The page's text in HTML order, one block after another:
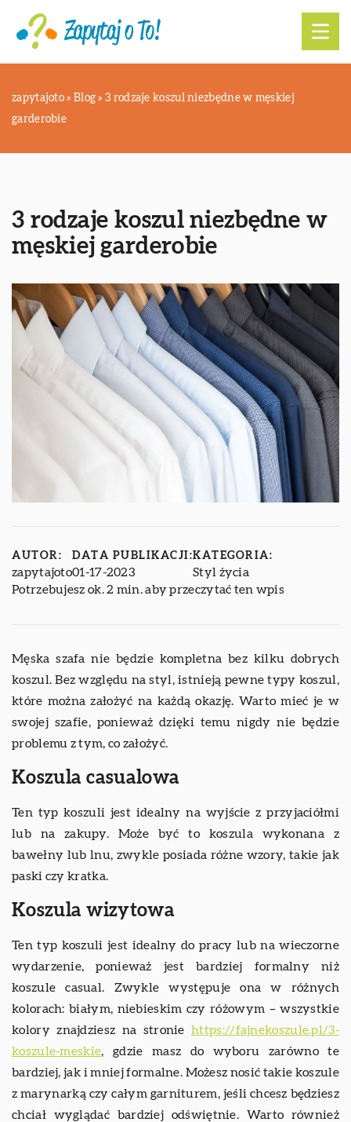
zapytajoto » Blog »3 rodzaje koszul niezbędne w męskiej
garderobie
3 rodzaje koszul niezbędne w
męskiej garderobie
AUTOR:
zapytajoto
DATA PUBLIKACJI:
01-17-2023
KATEGORIA:
Styl życia
Potrzebujesz ok. 2 min. aby przeczytać ten wpis
Męska szafa nie będzie kompletna bez kilku dobrych
koszul. Bez względu na styl, istnieją pewne typy koszul,
które można założyć na każdą okazję. Warto mieć je w
swojej szafie, ponieważ dzięki temu nigdy nie będzie
problemu z tym, co założyć.
Koszula casualowa
Ten typ koszuli jest idealny na wyjście z przyjaciółmi
lub na zakupy. Może być to koszula wykonana z
bawełny lub lnu, zwykle posiada różne wzory, takie jak
paski czy kratka.
Koszula wizytowa
Ten typ koszuli jest idealny do pracy lub na wieczorne
wydarzenie, ponieważ jest bardziej formalny niż
koszule casual. Zwykle występuje ona w różnych
kolorach: białym, niebieskim czy różowym – wszystkie
kolory znajdziesz na stroniehttps://fajnekoszule.pl/3-
koszule-meskie, gdzie masz do wyboru zarówno te
bardziej, jak i mniej formalne. Możesz nosić takie koszule
z marynarką czy całym garniturem, jeśli chcesz będziesz
chciał wyglądać bardziej odświętnie. Warto również